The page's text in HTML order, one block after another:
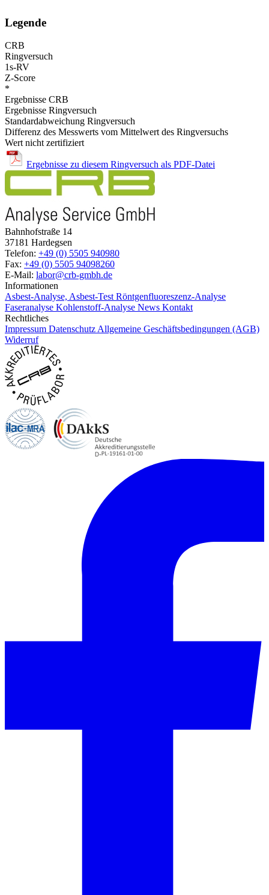
Legende
CRB
Ringversuch
1s-RV
Z-Score
*
Ergebnisse CRB
Ergebnisse Ringversuch
Standardabweichung Ringversuch
Differenz des Messwerts vom Mittelwert des Ringversuchs
Wert nicht zertifiziert
Ergebnisse zu diesem Ringversuch als PDF-Datei
Bahnhofstraße 14
37181 Hardegsen
Telefon: +49 (0) 5505 940980
Fax: +49 (0) 5505 94098260
E-Mail: labor@crb-gmbh.de
Informationen
Asbest-Analyse, Asbest-Test Röntgenfluoreszenz-Analyse
Faseranalyse Kohlenstoff-Analyse News Kontakt
Rechtliches
Impressum Datenschutz Allgemeine Geschäftsbedingungen (AGB)
Widerruf